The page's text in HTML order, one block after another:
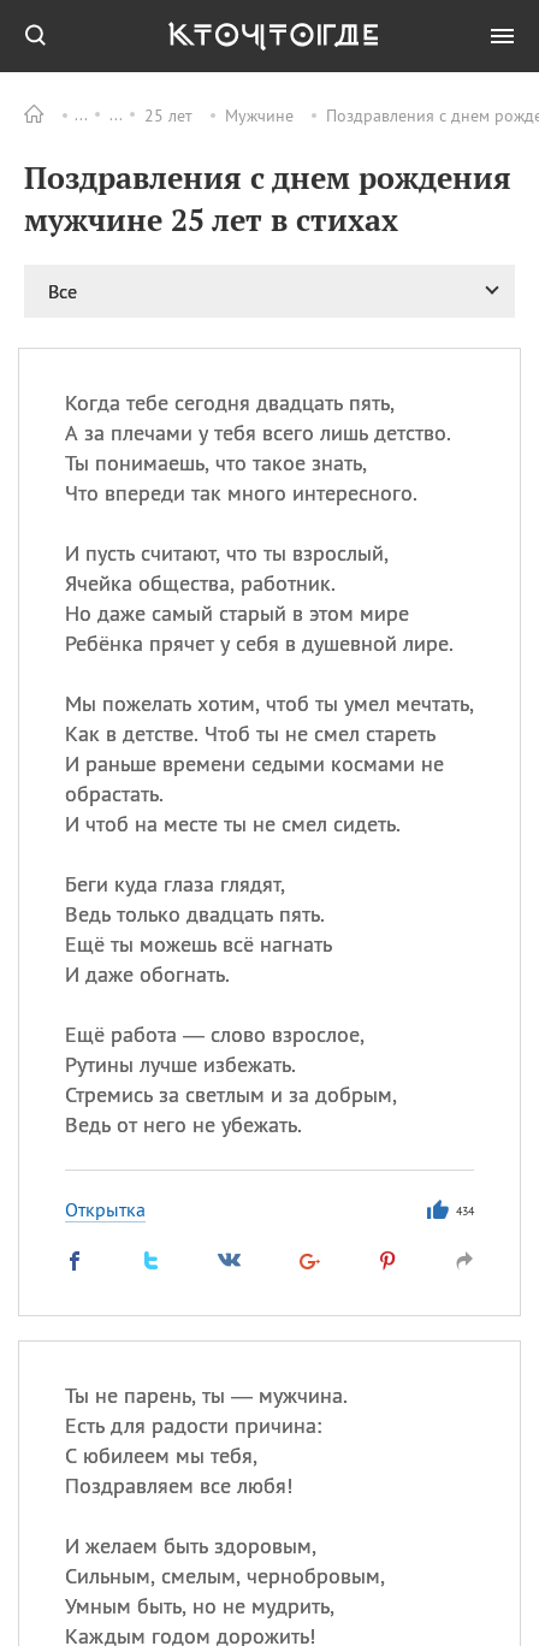
25 лет Мужчине Поздравления с днем
Поздравления с днем рождения
мужчине 25 лет в стихах
Все
Когда тебе сегодня двадцать пять,
А за плечами у тебя всего лишь детство.
Ты понимаешь, что такое знать,
Что впереди так много интересного.
И пусть считают, что ты взрослый,
Ячейка общества, работник.
Но даже самый старый в этом мире
Ребёнка прячет у себя в душевной лире.
Мы пожелать хотим, чтоб ты умел мечтать,
Как в детстве. Чтоб ты не смел стареть
И раньше времени седыми космами не
обрастать.
И чтоб на месте ты не смел сидеть.
Беги куда глаза глядят,
Ведь только двадцать пять.
Ещё ты можешь всё нагнать
И даже обогнать.
Ещё работа — слово взрослое,
Рутины лучше избежать.
Стремись за светлым и за добрым,
Ведь от него не убежать.
Открытка 434
Ты не парень, ты — мужчина.
Есть для радости причина:
С юбилеем мы тебя,
Поздравляем все любя!
И желаем быть здоровым,
Сильным, смелым, чернобровым,
Умным быть, но не мудрить,
Каждым годом дорожить!
ПРАЗДНИКИ Все
06.08 Преображение
Господне у западных
христиан
Романа и Давида
мучеников
Национальный день
маяка
Годовщина битвы при
ИМЕНА
Сегодня празднуют именины
Анатолий , Афанасий,
,Еще
Кристина
Посмотреть значение
происхождение